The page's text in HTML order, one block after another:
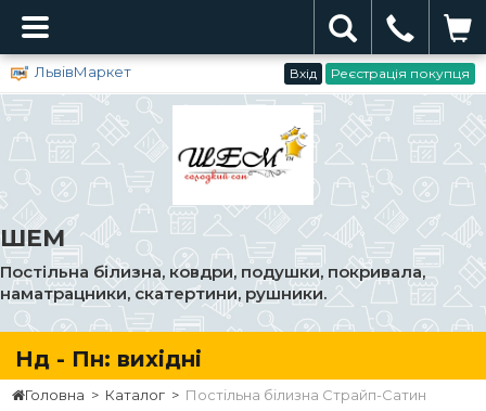
Вхід Реєстрація покупця
ЛьвівМаркет
ШЕМ
Постільна білизна, ковдри, подушки, покривала,
наматрацники, скатертини, рушники.
Пн: вихідні
Головна > Каталог > Постільна білизна Страйп-Сатин